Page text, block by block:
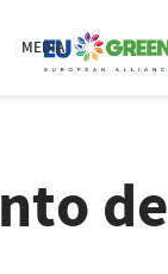
MEDIA
de